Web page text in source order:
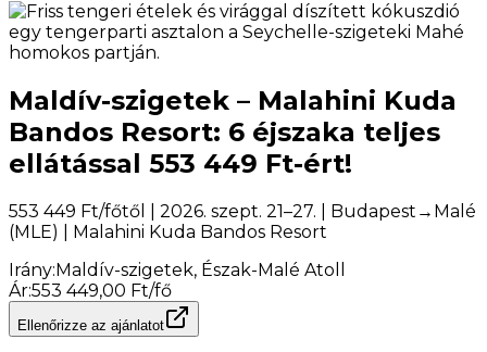
Maldív-szigetek – Malahini Kuda
Bandos Resort: 6 éjszaka teljes
ellátással 553 449 Ft-ért!
553 449 Ft/főtől | 2026. szept. 21–27. | Budapest→Malé
(MLE) | Malahini Kuda Bandos Resort
Irány:Maldív-szigetek, Észak-Malé Atoll
Ár:553 449,00 Ft/fő
Ellenőrizze az ajánlatot